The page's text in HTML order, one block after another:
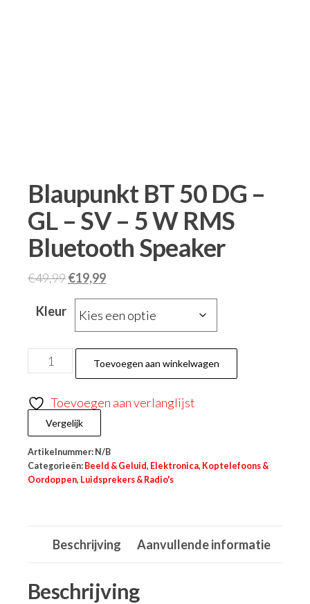
Blaupunkt BT 50 DG –
GL – SV – 5 W RMS
Bluetooth Speaker
€49,99€19,99
Kleur
Toevoegen aan winkelwagen
Toevoegen aan verlanglijst
Vergelijk
Artikelnummer: N/B
Categorieën: Beeld & Geluid, Elektronica, Koptelefoons &
Oordoppen, Luidsprekers & Radio's
Beschrijving Aanvullende informatie
Beschrijving